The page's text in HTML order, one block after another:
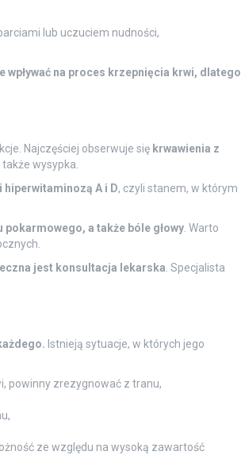
lub uczuciem nudności,
na proces krzepnięcia krwi, dlatego
Najczęściej obserwuje się krwawienia z
wysypka.
hiperwitaminozą A i D, czyli stanem, w którym
a także bóle głowy. Warto
jest konsultacja lekarska . Specjalista
Istnieją sytuacje, w których jego
powinny zrezygnować z tranu,
ze względu na wysoką zawartość